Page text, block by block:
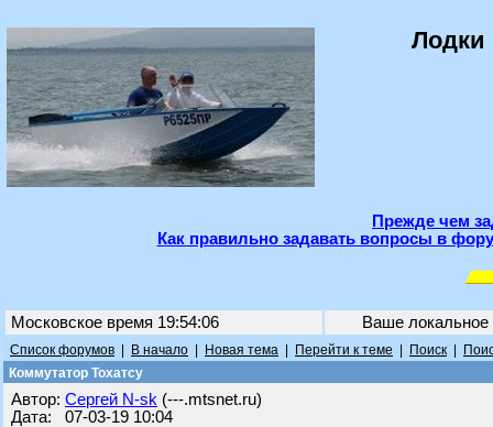
Лодки
Прежде чем
Как правильно задавать вопросы в
Московское время 19:54:06 Ваше
Список форумов В начало Новая тема Перейти к теме Поиск
Коммутатор Тохатсу
Автор: Сергей N-sk (---.mtsnet.ru)
Дата: 07-03-19 10:04